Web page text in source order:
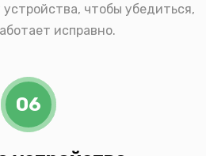
чтобы убедиться,
исправно.
06